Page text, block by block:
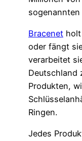
sogenannten
Bracenet
oder fängt
verarbeitet
Deutschland
Produkten,
Ringen.
Jedes